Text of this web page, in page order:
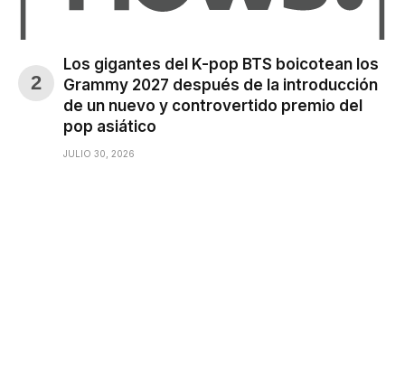
Los gigantes del K-pop BTS boicotean los
Grammy 2027 después de la introducción
de un nuevo y controvertido premio del
pop asiático
JULIO 30, 2026